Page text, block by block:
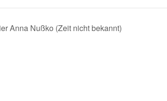
Anna Nußko (Zeit nicht bekannt)